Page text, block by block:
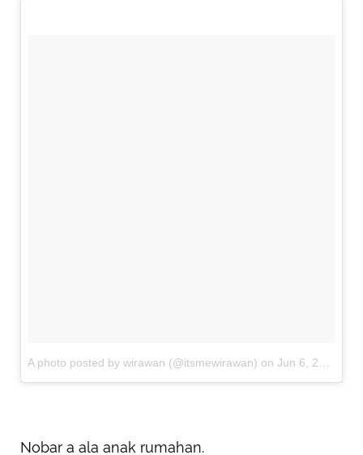
A photo posted by wirawan (@itsmewirawan) on Jun 6, 2015 at 11:23pm PDT
Nobar a ala anak rumahan.